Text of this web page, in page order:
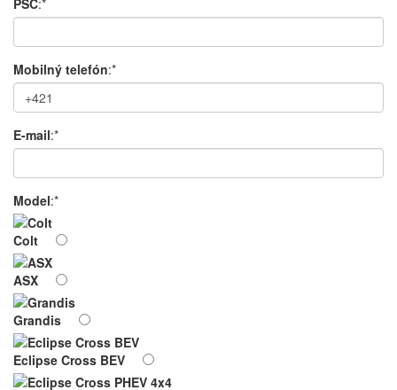
PSČ:*
Mobilný telefón:*
E-mail:*
Model:*
Colt
ASX
Grandis
Eclipse Cross BEV